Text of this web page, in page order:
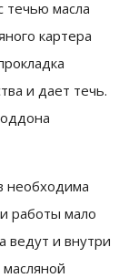
течью масла
картера
и дает течь.
необходима
работы мало
ведут и внутри